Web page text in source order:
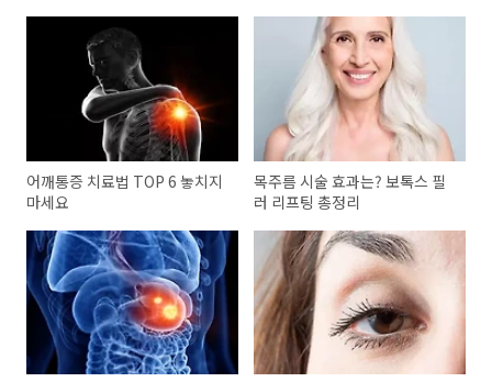
어깨통증 치료법 TOP 6 놓치지
마세요
목주름 시술 효과는? 보톡스 필
러 리프팅 총정리